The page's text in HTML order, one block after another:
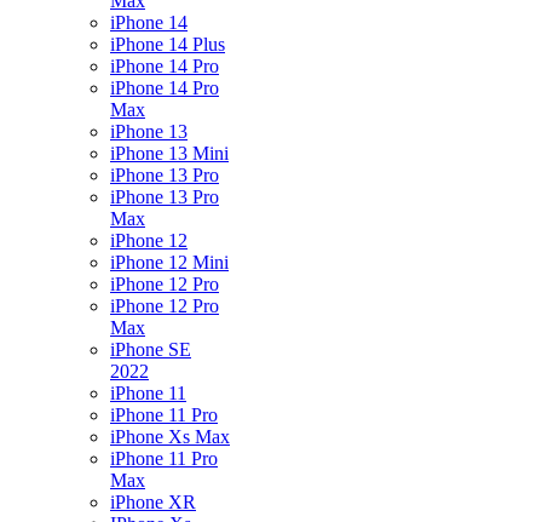
iPhone 14
iPhone 14 Plus
iPhone 14 Pro
iPhone 14 Pro
Max
iPhone 13
iPhone 13 Mini
iPhone 13 Pro
iPhone 13 Pro
Max
iPhone 12
iPhone 12 Mini
iPhone 12 Pro
iPhone 12 Pro
Max
iPhone SE
2022
iPhone 11
iPhone 11 Pro
iPhone Xs Max
iPhone 11 Pro
Max
iPhone XR